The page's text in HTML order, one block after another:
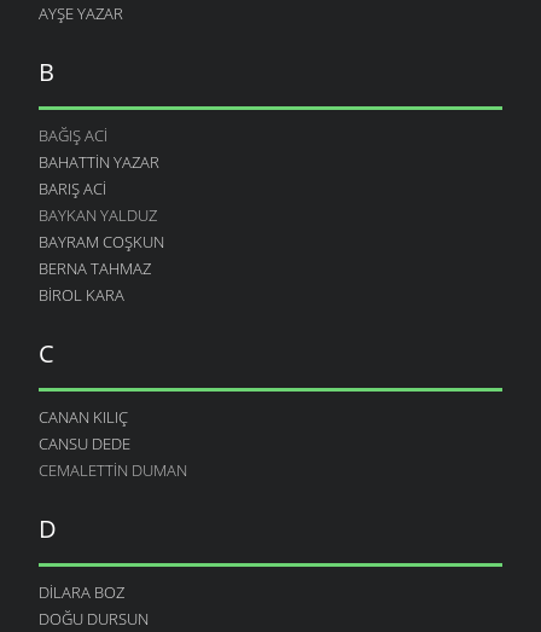
AYŞE YAZAR
B
BAĞIŞ ACI
BAHATTIN YAZAR
BARIŞ ACI
BAYKAN YALDUZ
BAYRAM COŞKUN
BERNA TAHMAZ
BIROL KARA
C
CANAN KILIÇ
CANSU DEDE
CEMALETTIN DUMAN
D
DILARA BOZ
DOĞU DURSUN